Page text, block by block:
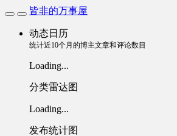
皆非的万事屋
动态日历
统计近10个月的博主文章和评论数目
Loading...
分类雷达图
Loading...
发布统计图